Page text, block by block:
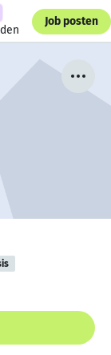
Job posten